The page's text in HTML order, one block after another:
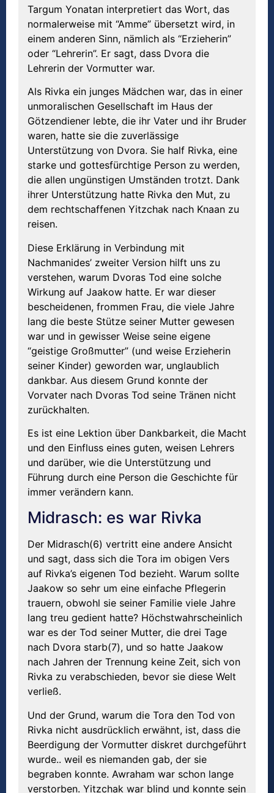
Targum Yonatan interpretiert das Wort, das
normalerweise mit “Amme” übersetzt wird, in
einem anderen Sinn, nämlich als “Erzieherin”
oder “Lehrerin”. Er sagt, dass Dvora die
Lehrerin der Vormutter war.
Als Rivka ein junges Mädchen war, das in einer
unmoralischen Gesellschaft im Haus der
Götzendiener lebte, die ihr Vater und ihr Bruder
waren, hatte sie die zuverlässige
Unterstützung von Dvora. Sie half Rivka, eine
starke und gottesfürchtige Person zu werden,
die allen ungünstigen Umständen trotzt. Dank
ihrer Unterstützung hatte Rivka den Mut, zu
dem rechtschaffenen Yitzchak nach Knaan zu
reisen.
Diese Erklärung in Verbindung mit
Nachmanides’ zweiter Version hilft uns zu
verstehen, warum Dvoras Tod eine solche
Wirkung auf Jaakow hatte. Er war dieser
bescheidenen, frommen Frau, die viele Jahre
lang die beste Stütze seiner Mutter gewesen
war und in gewisser Weise seine eigene
“geistige Großmutter” (und weise Erzieherin
seiner Kinder) geworden war, unglaublich
dankbar. Aus diesem Grund konnte der
Vorvater nach Dvoras Tod seine Tränen nicht
zurückhalten.
Es ist eine Lektion über Dankbarkeit, die Macht
und den Einfluss eines guten, weisen Lehrers
und darüber, wie die Unterstützung und
Führung durch eine Person die Geschichte für
immer verändern kann.
Midrasch: es war Rivka
Der Midrasch(6) vertritt eine andere Ansicht
und sagt, dass sich die Tora im obigen Vers
auf Rivka’s eigenen Tod bezieht. Warum sollte
Jaakow so sehr um eine einfache Pflegerin
trauern, obwohl sie seiner Familie viele Jahre
lang treu gedient hatte? Höchstwahrscheinlich
war es der Tod seiner Mutter, die drei Tage
nach Dvora starb(7), und so hatte Jaakow
nach Jahren der Trennung keine Zeit, sich von
Rivka zu verabschieden, bevor sie diese Welt
verließ.
Und der Grund, warum die Tora den Tod von
Rivka nicht ausdrücklich erwähnt, ist, dass die
Beerdigung der Vormutter diskret durchgeführt
wurde.. weil es niemanden gab, der sie
begraben konnte. Awraham war schon lange
verstorben. Yitzchak war blind und konnte sein